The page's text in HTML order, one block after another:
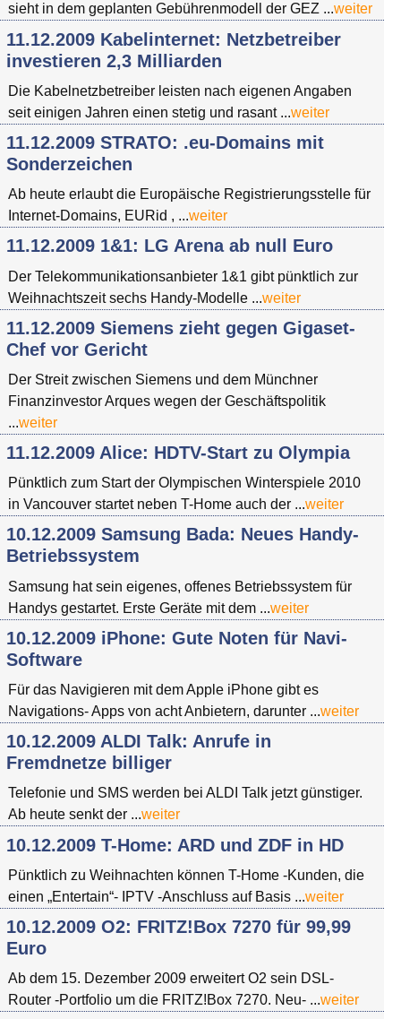
sieht in dem geplanten Gebührenmodell der GEZ ...weiter
11.12.2009 Kabelinternet: Netzbetreiber
investieren 2,3 Milliarden
Die Kabelnetzbetreiber leisten nach eigenen Angaben
seit einigen Jahren einen stetig und rasant ...weiter
11.12.2009 STRATO: .eu-Domains mit
Sonderzeichen
Ab heute erlaubt die Europäische Registrierungsstelle für
Internet-Domains, EURid , ...weiter
11.12.2009 1&1: LG Arena ab null Euro
Der Telekommunikationsanbieter 1&1 gibt pünktlich zur
Weihnachtszeit sechs Handy-Modelle ...weiter
11.12.2009 Siemens zieht gegen Gigaset-
Chef vor Gericht
Der Streit zwischen Siemens und dem Münchner
Finanzinvestor Arques wegen der Geschäftspolitik
...weiter
11.12.2009 Alice: HDTV-Start zu Olympia
Pünktlich zum Start der Olympischen Winterspiele 2010
in Vancouver startet neben T-Home auch der ...weiter
10.12.2009 Samsung Bada: Neues Handy-
Betriebssystem
Samsung hat sein eigenes, offenes Betriebssystem für
Handys gestartet. Erste Geräte mit dem ...weiter
10.12.2009 iPhone: Gute Noten für Navi-
Software
Für das Navigieren mit dem Apple iPhone gibt es
Navigations- Apps von acht Anbietern, darunter ...weiter
10.12.2009 ALDI Talk: Anrufe in
Fremdnetze billiger
Telefonie und SMS werden bei ALDI Talk jetzt günstiger.
Ab heute senkt der ...weiter
10.12.2009 T-Home: ARD und ZDF in HD
Pünktlich zu Weihnachten können T-Home -Kunden, die
einen „Entertain“- IPTV -Anschluss auf Basis ...weiter
10.12.2009 O2: FRITZ!Box 7270 für 99,99
Euro
Ab dem 15. Dezember 2009 erweitert O2 sein DSL-
Router -Portfolio um die FRITZ!Box 7270. Neu- ...weiter